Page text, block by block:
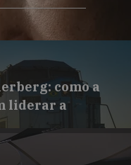
como a
liderar a